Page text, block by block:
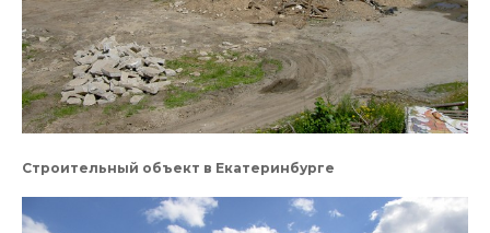
Строительный объект в Екатеринбурге